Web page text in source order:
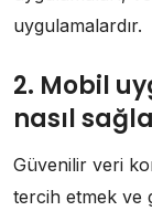
uygulamalardır.
2. Mobil
nasıl
Güvenilir veri
tercih etmek ve